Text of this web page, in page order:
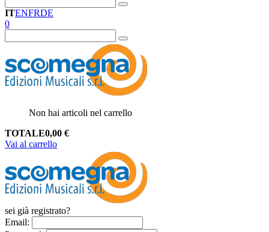
ITENFRDE
0
Non hai articoli nel carrello
TOTALE0,00 €
Vai al carrello
sei già registrato?
Email: